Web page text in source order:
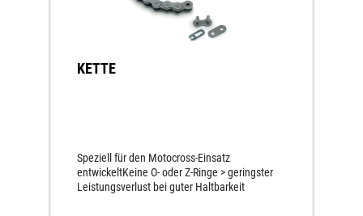
KETTE
Speziell für den Motocross-Einsatz
entwickeltKeine O- oder Z-Ringe > geringster
Leistungsverlust bei guter Haltbarkeit